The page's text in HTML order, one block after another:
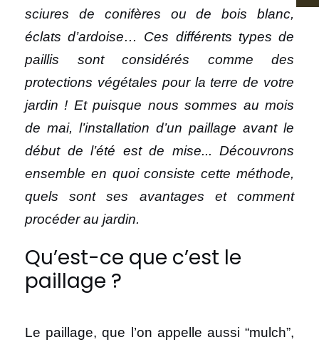
sciures de conifères ou de bois blanc,
éclats d’ardoise… Ces différents types de
paillis sont considérés comme des
protections végétales pour la terre de votre
jardin ! Et puisque nous sommes au mois
de mai, l’installation d’un paillage avant le
début de l’été est de mise... Découvrons
ensemble en quoi consiste cette méthode,
quels sont ses avantages et comment
procéder au jardin.
Qu’est-ce que c’est le
paillage ?
Le paillage, que l’on appelle aussi “mulch”,